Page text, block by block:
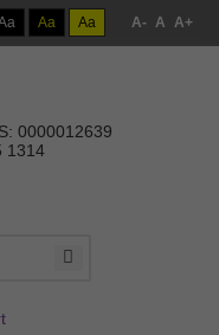
Aa Aa A- A A+
0000012639
1314